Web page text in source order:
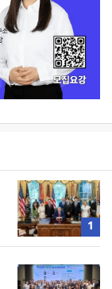
1